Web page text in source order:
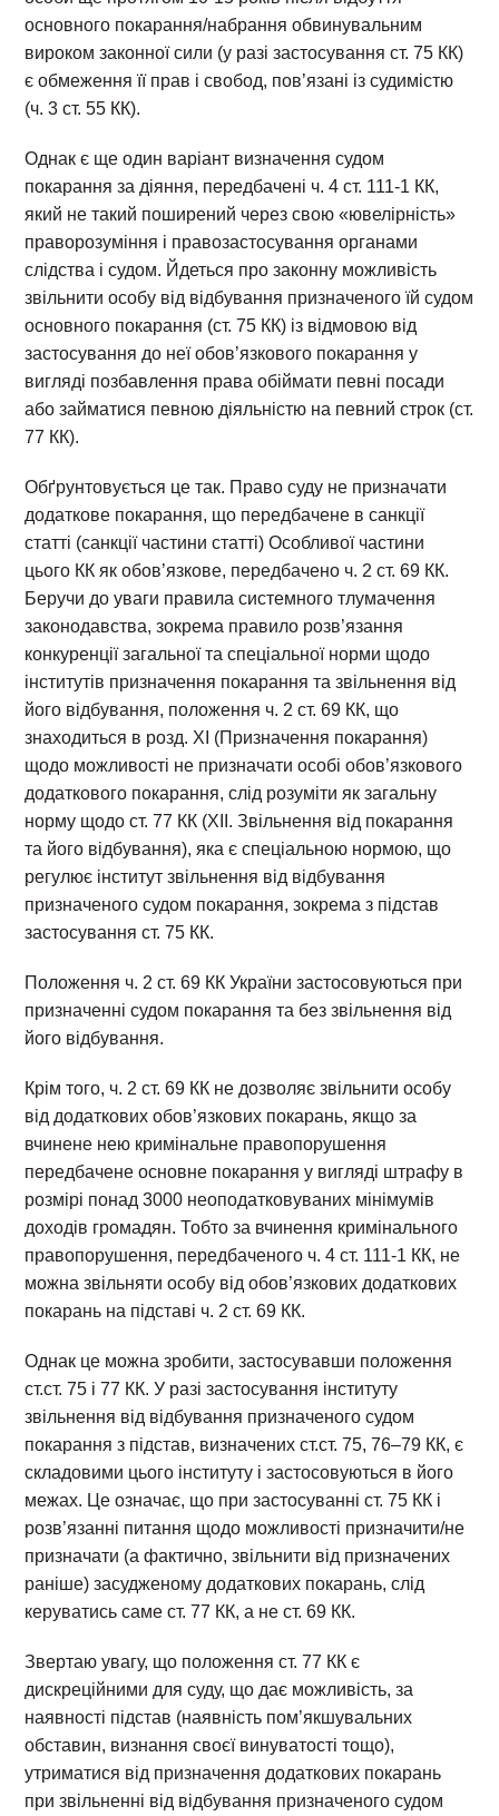
основного покарання/набрання обвинувальним
вироком законної сили (у разі застосування ст. 75 КК)
є обмеження її прав і свобод, пов’язані із судимістю
(ч. 3 ст. 55 КК).
Однак є ще один варіант визначення судом
покарання за діяння, передбачені ч. 4 ст. 111-1 КК,
який не такий поширений через свою «ювелірність»
праворозуміння і правозастосування органами
слідства і судом. Йдеться про законну можливість
звільнити особу від відбування призначеного їй судом
основного покарання (ст. 75 КК) із відмовою від
застосування до неї обов’язкового покарання у
вигляді позбавлення права обіймати певні посади
або займатися певною діяльністю на певний строк (ст.
77 КК).
Обґрунтовується це так. Право суду не призначати
додаткове покарання, що передбачене в санкції
статті (санкції частини статті) Особливої частини
цього КК як обов’язкове, передбачено ч. 2 ст. 69 КК.
Беручи до уваги правила системного тлумачення
законодавства, зокрема правило розв’язання
конкуренції загальної та спеціальної норми щодо
інститутів призначення покарання та звільнення від
його відбування, положення ч. 2 ст. 69 КК, що
знаходиться в розд. XI (Призначення покарання)
щодо можливості не призначати особі обов’язкового
додаткового покарання, слід розуміти як загальну
норму щодо ст. 77 КК (XII. Звільнення від покарання
та його відбування), яка є спеціальною нормою, що
регулює інститут звільнення від відбування
призначеного судом покарання, зокрема з підстав
застосування ст. 75 КК.
Положення ч. 2 ст. 69 КК України застосовуються при
призначенні судом покарання та без звільнення від
його відбування.
Крім того, ч. 2 ст. 69 КК не дозволяє звільнити особу
від додаткових обов’язкових покарань, якщо за
вчинене нею кримінальне правопорушення
передбачене основне покарання у вигляді штрафу в
розмірі понад 3000 неоподатковуваних мінімумів
доходів громадян. Тобто за вчинення кримінального
правопорушення, передбаченого ч. 4 ст. 111-1 КК, не
можна звільняти особу від обов’язкових додаткових
покарань на підставі ч. 2 ст. 69 КК.
Однак це можна зробити, застосувавши положення
ст.ст. 75 і 77 КК. У разі застосування інституту
звільнення від відбування призначеного судом
покарання з підстав, визначених ст.ст. 75, 76–79 КК, є
складовими цього інституту і застосовуються в його
межах. Це означає, що при застосуванні ст. 75 КК і
розв’язанні питання щодо можливості призначити/не
призначати (а фактично, звільнити від призначених
раніше) засудженому додаткових покарань, слід
керуватись саме ст. 77 КК, а не ст. 69 КК.
Звертаю увагу, що положення ст. 77 КК є
дискреційними для суду, що дає можливість, за
наявності підстав (наявність пом’якшувальних
обставин, визнання своєї винуватості тощо),
утриматися від призначення додаткових покарань
при звільненні від відбування призначеного судом